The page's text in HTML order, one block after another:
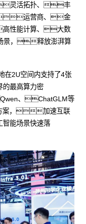
灵活拓扑、丰
运营商、金
高性能计算、大数
景，释放澎湃算
在2U空间内支持了4张
最高算力密
、ChatGLM等
方案，加速互联
能场景快速落